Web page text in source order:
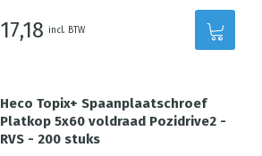
17,18 incl. BTW
Heco Topix+ Spaanplaatschroef
Platkop 5x60 voldraad Pozidrive2 -
RVS - 200 stuks